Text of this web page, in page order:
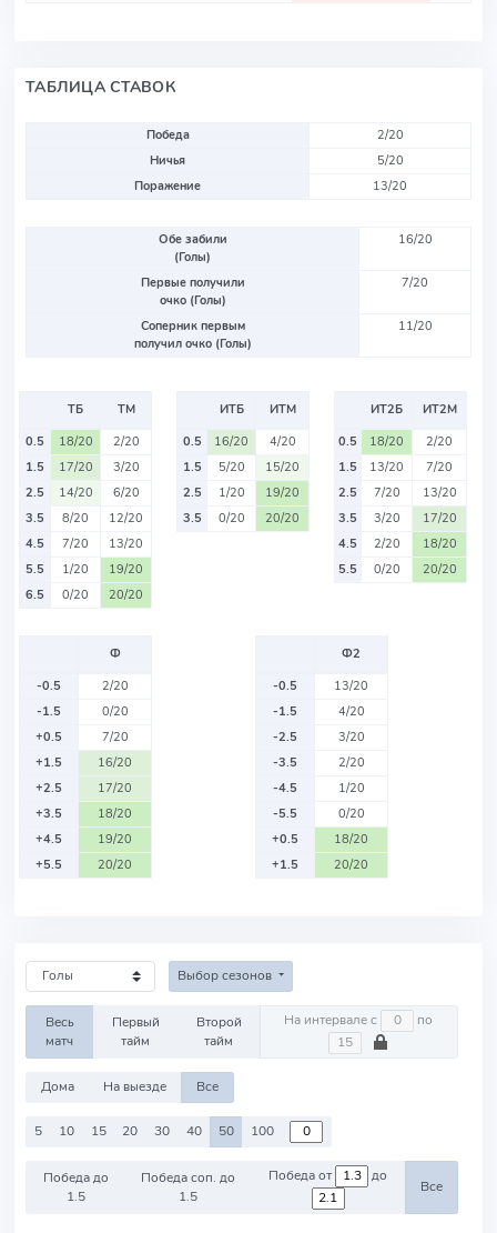
ТАБЛИЦА СТАВОК
Победа
2/20
Ничья
5/20
Поражение
13/20
Обе забили
(Голы)
16/20
Первые получили
очко (Голы)
7/20
Соперник первым
получил очко (Голы)
11/20
ТБ
ТМ
0.5
18/20
2/20
1.5
17/20
3/20
2.5
14/20
6/20
3.5
8/20
12/20
4.5
7/20
13/20
5.5
1/20
19/20
6.5
0/20 20/20
ИТБ
ИТМ
0.5
16/20
4/20
1.5
5/20
15/20
2.5
1/20
19/20
3.5
0/20 20/20
ИТ2Б
ИТ2М
0.5
18/20
2/20
1.5
13/20
7/20
2.5
7/20
13/20
3.5
3/20
17/20
4.5
2/20
18/20
5.5
0/20 20/20
Ф
-0.5
2/20
-1.5
0/20
+0.5
7/20
+1.5
16/20
+2.5
17/20
+3.5
18/20
+4.5
19/20
+5.5
20/20
Ф2
-0.5
13/20
-1.5
4/20
-2.5
3/20
-3.5
2/20
-4.5
1/20
-5.5
0/20
+0.5
18/20
+1.5
20/20
Выбор сезонов
Весь
матч
Первый
тайм
Второй
тайм
На интервале с по
Дома На выезде Все
5 10 15 20 30 40 50 100
Победа до
1.5
Победа соп. до
1.5
Победа от до
Все